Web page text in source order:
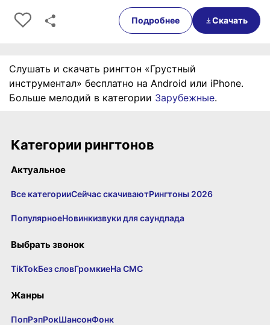
00:36
Подробнее Скачать
Слушать и скачать рингтон «Грустный
инструментал» бесплатно на Android или iPhone.
Больше мелодий в категории Зарубежные.
Категории рингтонов
Актуальное
Все категорииСейчас скачиваютРингтоны 2026
ПопулярноеНовинкизвуки для саундпада
Выбрать звонок
TikTokБез словГромкиеНа СМС
Жанры
ПопРэпРокШансонФонк